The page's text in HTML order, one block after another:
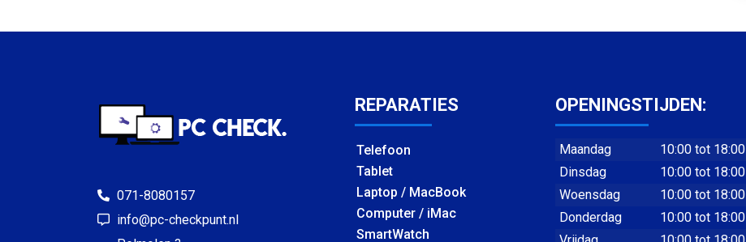
071-8080157
info@pc-checkpunt.nl
REPARATIES
Telefoon
Tablet
Laptop / MacBook
Computer / iMac
SmartWatch
OPENINGSTIJDEN:
Maandag
10:00 tot 18:00
Dinsdag
10:00 tot 18:00
Woensdag
10:00 tot 18:00
Donderdag
10:00 tot 18:00